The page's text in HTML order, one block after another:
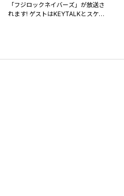
「フジロックネイバーズ」が放送さ
れます! ゲストはKEYTALKとスケボ